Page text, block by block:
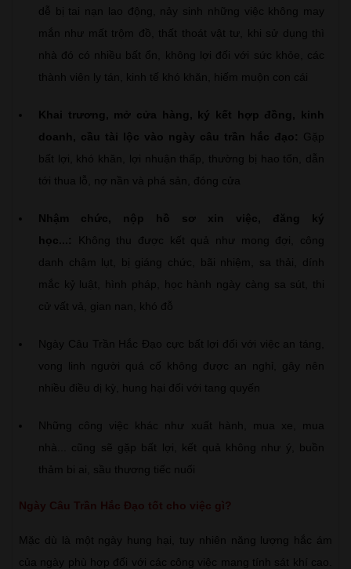
dễ bị tai nạn lao động, nảy sinh những việc không may
mắn như mất trộm đồ, thất thoát vật tư, khi sử dụng thì
nhà đó có nhiều bất ổn, không lợi đối với sức khỏe, các
thành viên ly tán, kinh tế khó khăn, hiếm muộn con cái
Khai trương, mở cửa hàng, ký kết hợp đồng, kinh
doanh, cầu tài lộc vào ngày câu trần hắc đạo: Gặp
bất lợi, khó khăn, lợi nhuận thấp, thường bị hao tốn, dẫn
tới thua lỗ, nợ nần và phá sản, đóng cửa
Nhậm chức, nộp hồ sơ xin việc, đăng ký
học...:
Không thu được kết quả như mong đợi, công
danh chậm lụt, bị giáng chức, bãi nhiệm, sa thải, dính
mắc kỷ luật, hình pháp, học hành ngày càng sa sút, thi
cử vất vả, gian nan, khó đỗ
Ngày Câu Trần Hắc Đạo cực bất lợi đối với việc an táng,
vong linh người quá cố không được an nghỉ, gây nên
nhiều điều dị kỳ, hung hại đối với tang quyến
Những công việc khác như xuất hành, mua xe, mua
nhà... cũng sẽ gặp bất lợi, kết quả không như ý, buồn
thảm bi ai, sầu thương tiếc nuối
Ngày Câu Trần Hắc Đạo tốt cho việc gì?
Mặc dù là một ngày hung hại, tuy nhiên năng lượng hắc ám
của ngày phù hợp đối với các công việc mang tính sát khí cao.